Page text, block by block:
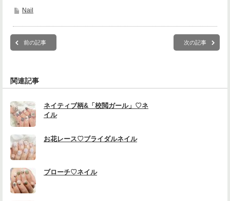
Nail
前の記事 次の記事
関連記事
ネイティブ柄&「校閲ガール」♡ネ
イル
お花レース♡ブライダルネイル
ブローチ♡ネイル